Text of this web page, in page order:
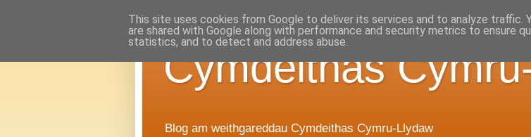
Cymdeithas
Blog am weithgareddau Cymdeithas Cymru-Llydaw
This site uses cookies from Google to deliver its services and to analyze traffic.
are shared with Google along with performance and security metrics to ensure
statistics, and to detect and address abuse.